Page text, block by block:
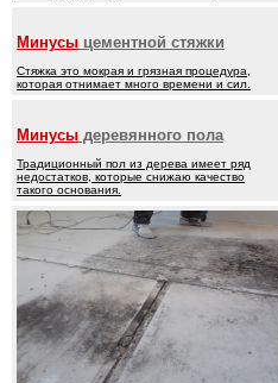
Минусы цементной стяжки
Стяжка это мокрая и грязная процедура,
которая отнимает много времени и сил.
Минусы деревянного пола
Традиционный пол из дерева имеет ряд
недостатков, которые снижаю качество
такого основания.